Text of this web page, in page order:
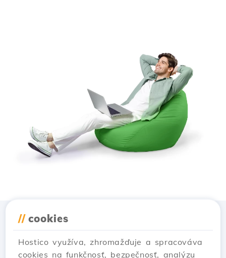
// cookies
Hostico využíva, zhromažďuje a spracováva
cookies na funkčnosť, bezpečnosť, analýzu
Stiahnuť aplikáciu